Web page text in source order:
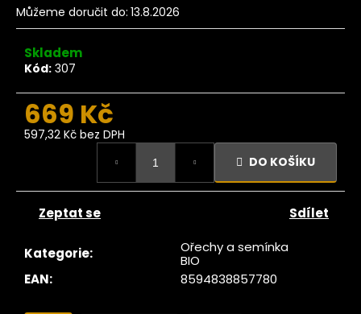
Můžeme doručit do: 13.8.2026
Skladem
Kód: 307
669 Kč
597,32 Kč bez DPH
DO KOŠÍKU
Kategorie:
Ořechy a semínka
BIO
EAN: 8594838857780
Zeptat se Sdílet
u
č
u
m
Fíky
1kg
419